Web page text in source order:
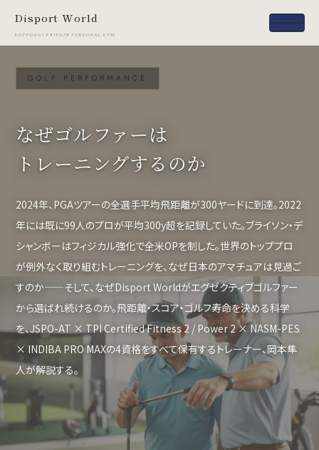
Disport World
ROPPONGI PRIVATE PERSONAL GYM
GOLF PERFORMANCE
なぜゴルファーは
トレーニングするのか
2024年、PGAツアーの全選手平均飛距離が300ヤードに到達。2022
年には既に99人のプロが平均300y超を記録していた。ブライソン・デ
シャンボーはフィジカル強化で全米OPを制した。世界のトッププロ
が例外なく取り組むトレーニングを、なぜ日本のアマチュアは見過ご
すのか——そして、なぜDisport Worldがエグゼクティブゴルファー
から選ばれ続けるのか。飛距離・スコア・ゴルフ寿命を決める科学
を、JSPO-AT × TPI Certified Fitness 2 / Power 2 × NASM-PES
× INDIBA PRO MAXの4資格をすべて保有するトレーナー、岡本隼
人が解説する。